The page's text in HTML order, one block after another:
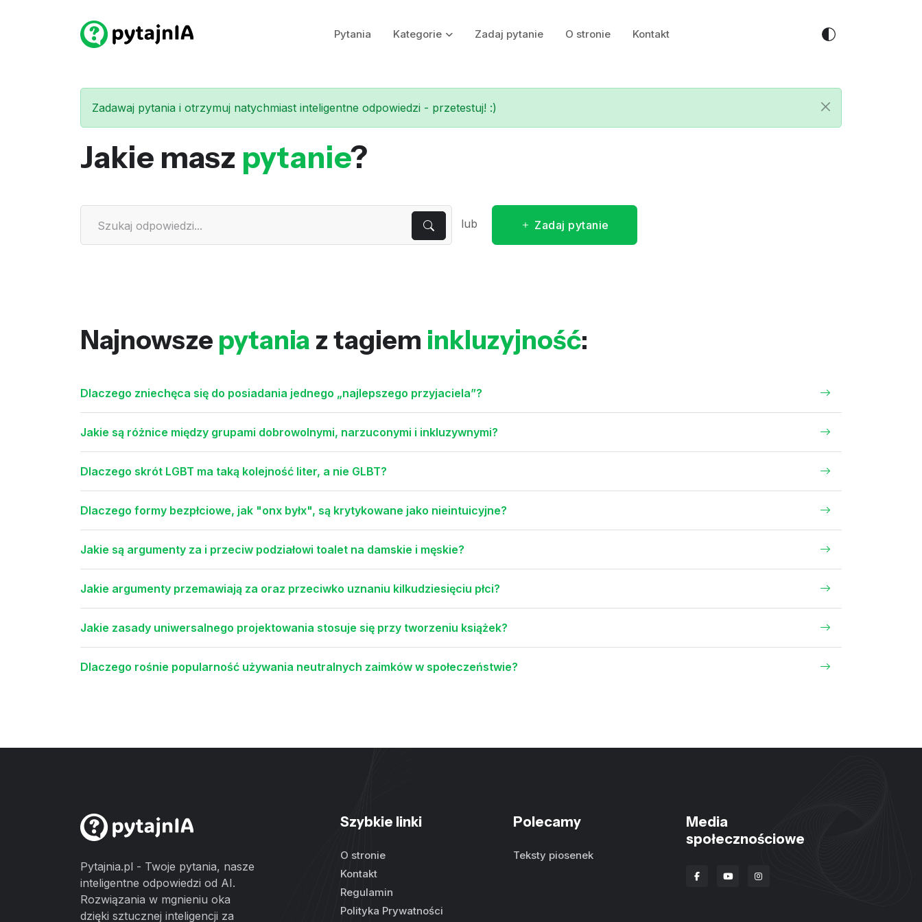
Pytania Kategorie Zadaj pytanie O stronie Kontakt
Zadawaj pytania i otrzymuj natychmiast inteligentne odpowiedzi - przetestuj! :)
Jakie masz pytanie?
lub Zadaj pytanie
Najnowsze pytania z tagiem inkluzyjność:
Dlaczego zniechęca się do posiadania jednego „najlepszego przyjaciela”?
Jakie są różnice między grupami dobrowolnymi, narzuconymi i inkluzywnymi?
Dlaczego skrót LGBT ma taką kolejność liter, a nie GLBT?
Dlaczego formy bezpłciowe, jak "onx byłx", są krytykowane jako nieintuicyjne?
Jakie są argumenty za i przeciw podziałowi toalet na damskie i męskie?
Jakie argumenty przemawiają za oraz przeciwko uznaniu kilkudziesięciu płci?
Jakie zasady uniwersalnego projektowania stosuje się przy tworzeniu książek?
Dlaczego rośnie popularność używania neutralnych zaimków w społeczeństwie?
Pytajnia.pl - Twoje pytania, nasze
inteligentne odpowiedzi od AI.
Rozwiązania w mgnieniu oka
dzięki sztucznej inteligencji za
Szybkie linki
O stronie
Kontakt
Regulamin
Polityka Prywatności
Polecamy
Teksty piosenek
Media
społecznościowe